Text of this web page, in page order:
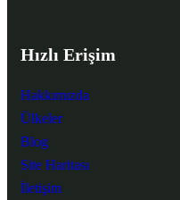
Hızlı Erişim
Hakkımızda
Ülkeler
Blog
Site Haritası
İletişim